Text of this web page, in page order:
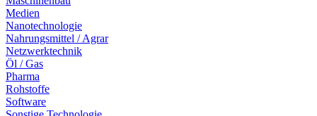
Medien
Nanotechnologie
Nahrungsmittel / Agrar
Netzwerktechnik
Öl / Gas
Pharma
Rohstoffe
Software